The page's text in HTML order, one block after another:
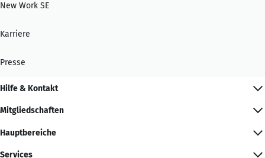
New Work SE
Karriere
Presse
Hilfe & Kontakt
Mitgliedschaften
Hauptbereiche
Services